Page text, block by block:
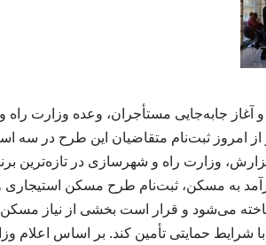
جابه‌جایی مستأجران، وعده وزارت راه و
امروز ثبت‌نام متقاضیان این طرح در سه
وزارت راه و شهرسازی در تازه‌ترین
به مسکن، ثبت‌نام طرح مسکن استیجاری
می‌شود و قرار است بخشی از نیاز مسکن
شرایط حمایتی تأمین کند. بر اساس اعلام